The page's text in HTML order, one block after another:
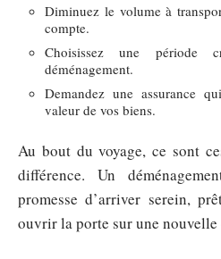
Diminuez le volume à
compte.
Choisissez une période
déménagement.
Demandez une assurance
valeur de vos biens.
Au bout du voyage, ce sont
différence. Un
promesse d’arriver serein,
ouvrir la porte sur une nouvelle